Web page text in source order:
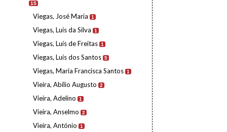
15
Viegas, José Maria 1
Viegas, Luís da Silva 1
Viegas, Luís de Freitas 1
Viegas, Luís dos Santos 5
Viegas, Maria Francisca Santos 1
Vieira, Abílio Augusto 2
Vieira, Adelino 1
Vieira, Anselmo 2
Vieira, António 1